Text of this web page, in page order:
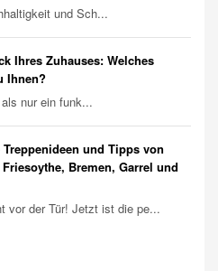
und Sch...
Ihres Zuhauses: Welches
Ihnen?
nur ein funk...
und Tipps von
Bremen, Garrel und
vor der Tür! Jetzt ist die pe...